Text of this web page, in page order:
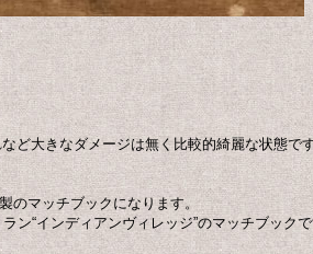
大きなダメージは無く比較的綺麗な状態で
のマッチブックになります。
ン“インディアンヴィレッジ”のマッチブックで